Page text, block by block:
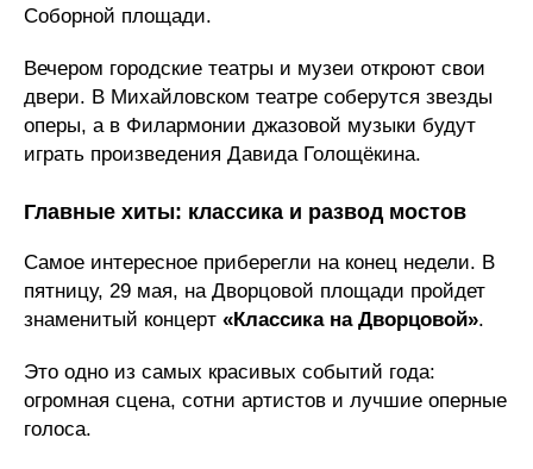
Соборной площади.
Вечером городские театры и музеи откроют свои
двери. В Михайловском театре соберутся звезды
оперы, а в Филармонии джазовой музыки будут
играть произведения Давида Голощёкина.
Главные хиты: классика и развод мостов
Самое интересное приберегли на конец недели. В
пятницу, 29 мая, на Дворцовой площади пройдет
знаменитый концерт «Классика на Дворцовой».
Это одно из самых красивых событий года:
огромная сцена, сотни артистов и лучшие оперные
голоса.